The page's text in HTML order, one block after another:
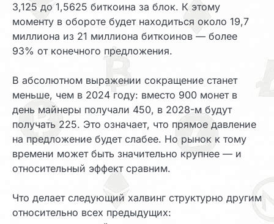
3,125 до 1,5625 биткоина за блок. К этому
моменту в обороте будет находиться около 19,7
миллиона из 21 миллиона биткоинов — более
93% от конечного предложения.
В абсолютном выражении сокращение станет
меньше, чем в 2024 году: вместо 900 монет в
день майнеры получали 450, в 2028-м будут
получать 225. Это означает, что прямое давление
на предложение будет слабее. Но рынок к тому
времени может быть значительно крупнее — и
относительный эффект сравним.
Что делает следующий халвинг структурно другим
относительно всех предыдущих: